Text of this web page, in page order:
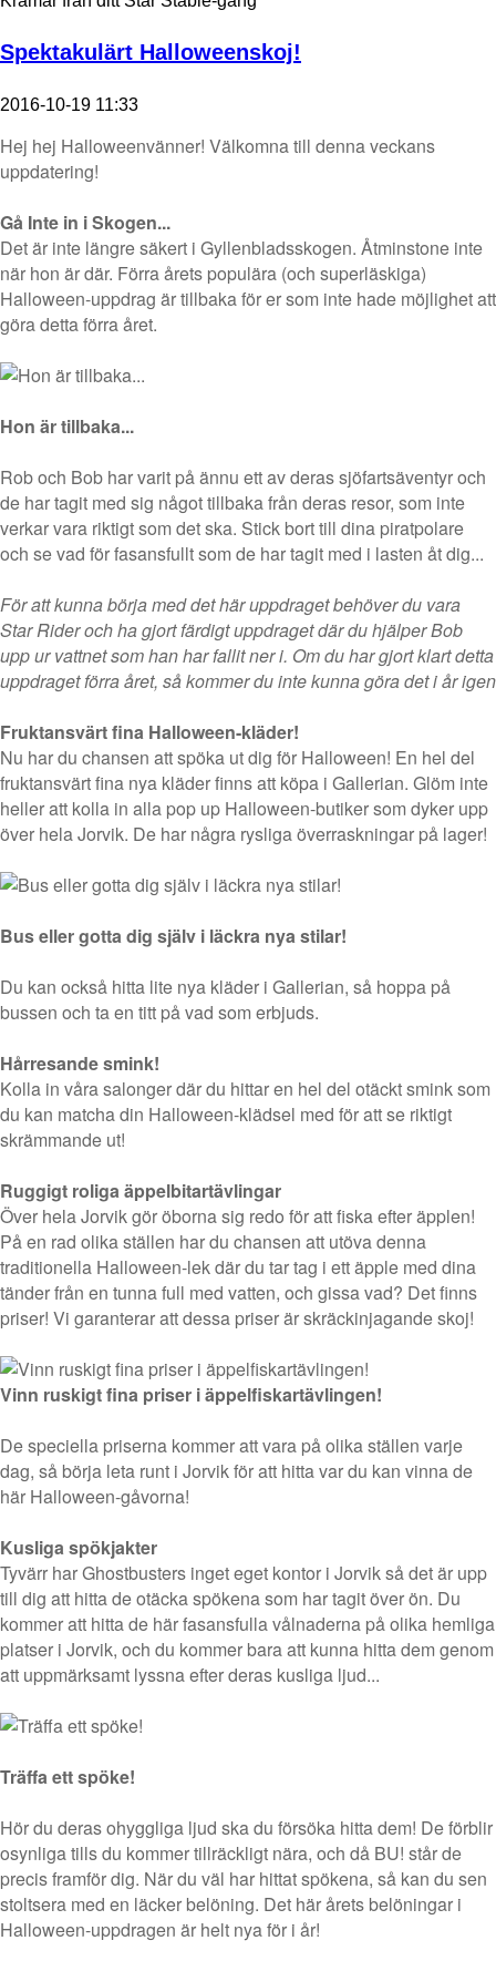
Spektakulärt Halloweenskoj!
2016-10-19 11:33
Hej hej Halloweenvänner! Välkomna till denna veckans
uppdatering!
Gå Inte in i Skogen...
Det är inte längre säkert i Gyllenbladsskogen. Åtminstone inte
när hon är där. Förra årets populära (och superläskiga)
Halloween-uppdrag är tillbaka för er som inte hade möjlighet att
göra detta förra året.
Hon är tillbaka...
Rob och Bob har varit på ännu ett av deras sjöfartsäventyr och
de har tagit med sig något tillbaka från deras resor, som inte
verkar vara riktigt som det ska. Stick bort till dina piratpolare
och se vad för fasansfullt som de har tagit med i lasten åt dig...
För att kunna börja med det här uppdraget behöver du vara
Star Rider och ha gjort färdigt uppdraget där du hjälper Bob
upp ur vattnet som han har fallit ner i. Om du har gjort klart detta
uppdraget förra året, så kommer du inte kunna göra det i år igen
Fruktansvärt fina Halloween-kläder!
Nu har du chansen att spöka ut dig för Halloween! En hel del
fruktansvärt fina nya kläder finns att köpa i Gallerian. Glöm inte
heller att kolla in alla pop up Halloween-butiker som dyker upp
över hela Jorvik. De har några rysliga överraskningar på lager!
Bus eller gotta dig själv i läckra nya stilar!
Du kan också hitta lite nya kläder i Gallerian, så hoppa på
bussen och ta en titt på vad som erbjuds.
Hårresande smink!
Kolla in våra salonger där du hittar en hel del otäckt smink som
du kan matcha din Halloween-klädsel med för att se riktigt
skrämmande ut!
Ruggigt roliga äppelbitartävlingar
Över hela Jorvik gör öborna sig redo för att fiska efter äpplen!
På en rad olika ställen har du chansen att utöva denna
traditionella Halloween-lek där du tar tag i ett äpple med dina
tänder från en tunna full med vatten, och gissa vad? Det finns
priser! Vi garanterar att dessa priser är skräckinjagande skoj!
Vinn ruskigt fina priser i äppelfiskartävlingen!
De speciella priserna kommer att vara på olika ställen varje
dag, så börja leta runt i Jorvik för att hitta var du kan vinna de
här Halloween-gåvorna!
Kusliga spökjakter
Tyvärr har Ghostbusters inget eget kontor i Jorvik så det är upp
till dig att hitta de otäcka spökena som har tagit över ön. Du
kommer att hitta de här fasansfulla vålnaderna på olika hemliga
platser i Jorvik, och du kommer bara att kunna hitta dem genom
att uppmärksamt lyssna efter deras kusliga ljud...
Träffa ett spöke!
Hör du deras ohyggliga ljud ska du försöka hitta dem! De förblir
osynliga tills du kommer tillräckligt nära, och då BU! står de
precis framför dig. När du väl har hittat spökena, så kan du sen
stoltsera med en läcker belöning. Det här årets belöningar i
Halloween-uppdragen är helt nya för i år!